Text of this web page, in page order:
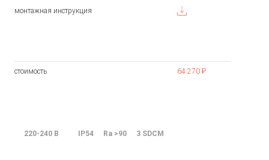
монтажная инструкция
стоимость 64 270 ₽
220-240 В IP54 Ra >90 3 SDCM